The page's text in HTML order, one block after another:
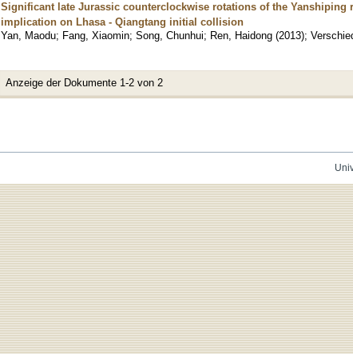
Significant late Jurassic counterclockwise rotations of the Yanshiping
implication on Lhasa - Qiangtang initial collision
Yan, Maodu; Fang, Xiaomin; Song, Chunhui; Ren, Haidong (2013);
Anzeige der Dokumente 1-2 von 2